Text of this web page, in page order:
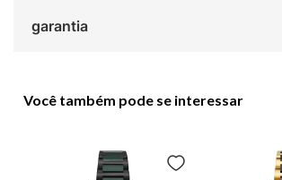
garantia
Você também pode se interessar